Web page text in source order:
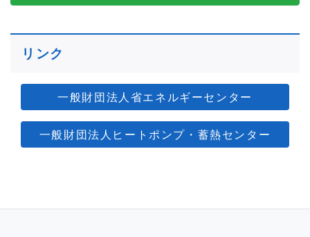
リンク
一般財団法人省エネルギーセンター
一般財団法人ヒートポンプ・蓄熱センター